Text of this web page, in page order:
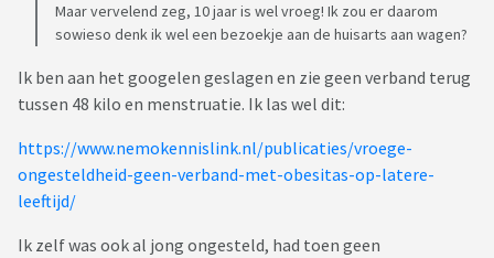
Maar vervelend zeg, 10 jaar is wel vroeg! Ik zou er daarom
sowieso denk ik wel een bezoekje aan de huisarts aan wagen?
Ik ben aan het googelen geslagen en zie geen verband terug
tussen 48 kilo en menstruatie. Ik las wel dit:
https://www.nemokennislink.nl/publicaties/vroege-
ongesteldheid-geen-verband-met-obesitas-op-latere-
leeftijd/
Ik zelf was ook al jong ongesteld, had toen geen